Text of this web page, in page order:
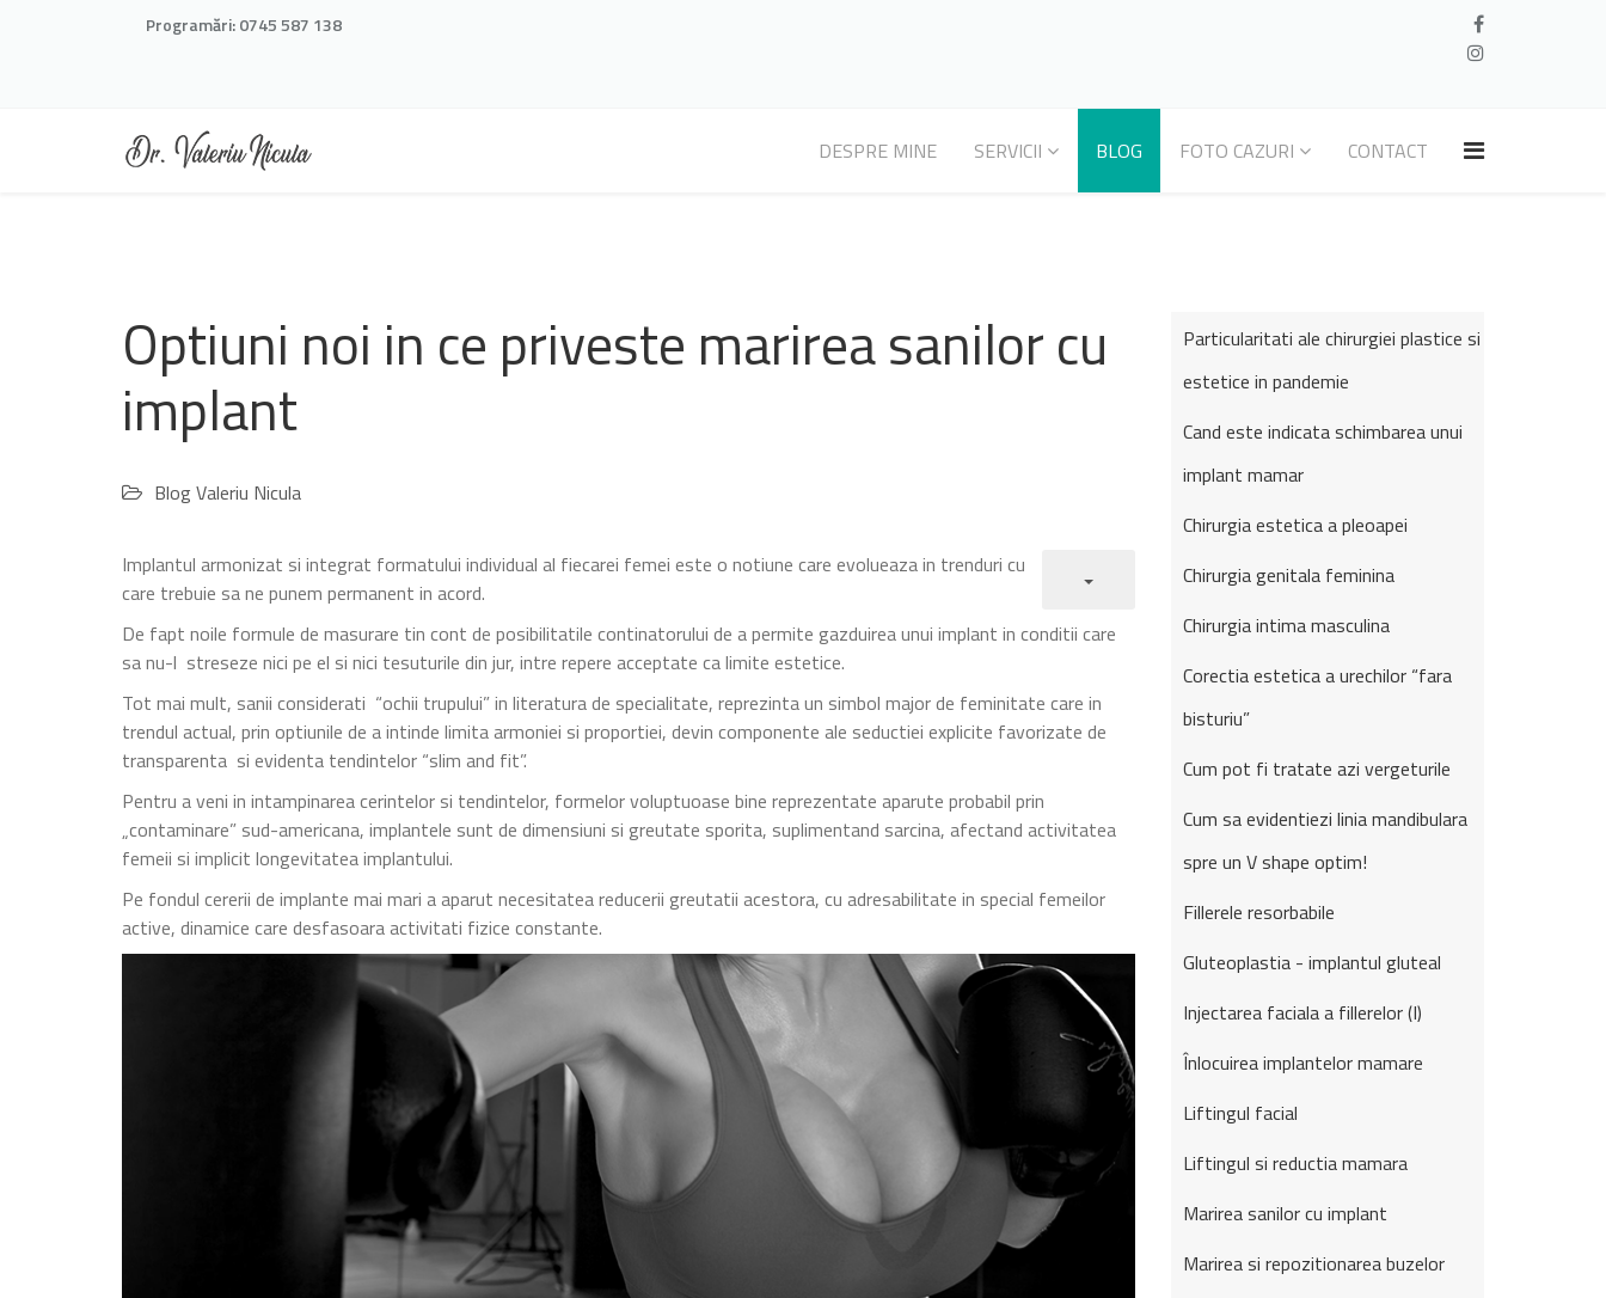
Programări:0745 587 138
DESPRE MINE SERVICII BLOG FOTO CAZURI CONTACT
Optiuni noi in ce priveste marirea sanilor cu
implant
Blog Valeriu Nicula
Implantul armonizat si integrat formatului individual al fiecarei femei este o notiune care evolueaza in trenduri cu
care trebuie sa ne punem permanent in acord.
De fapt noile formule de masurare tin cont de posibilitatile continatorului de a permite gazduirea unui implant in conditii care
sa nu-l streseze nici pe el si nici tesuturile din jur, intre repere acceptate ca limite estetice.
Tot mai mult, sanii considerati “ochii trupului” in literatura de specialitate, reprezinta un simbol major de feminitate care in
trendul actual, prin optiunile de a intinde limita armoniei si proportiei, devin componente ale seductiei explicite favorizate de
transparenta si evidenta tendintelor “slim and fit”.
Pentru a veni in intampinarea cerintelor si tendintelor, formelor voluptuoase bine reprezentate aparute probabil prin
„contaminare” sud-americana, implantele sunt de dimensiuni si greutate sporita, suplimentand sarcina, afectand activitatea
femeii si implicit longevitatea implantului.
Pe fondul cererii de implante mai mari a aparut necesitatea reducerii greutatii acestora, cu adresabilitate in special femeilor
active, dinamice care desfasoara activitati fizice constante.
Particularitati ale chirurgiei plastice si
estetice in pandemie
Cand este indicata schimbarea unui
implant mamar
Chirurgia estetica a pleoapei
Chirurgia genitala feminina
Chirurgia intima masculina
Corectia estetica a urechilor “fara
bisturiu”
Cum pot fi tratate azi vergeturile
Cum sa evidentiezi linia mandibulara
spre un V shape optim!
Fillerele resorbabile
Gluteoplastia - implantul gluteal
Injectarea faciala a fillerelor (I)
Înlocuirea implantelor mamare
Liftingul facial
Liftingul si reductia mamara
Marirea sanilor cu implant
Marirea si repozitionarea buzelor